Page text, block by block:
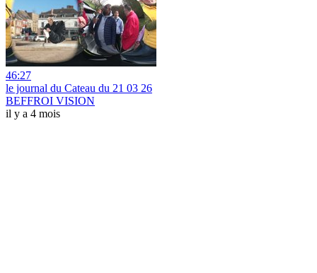
46:27
le journal du Cateau du 21 03 26
BEFFROI VISION
il y a 4 mois